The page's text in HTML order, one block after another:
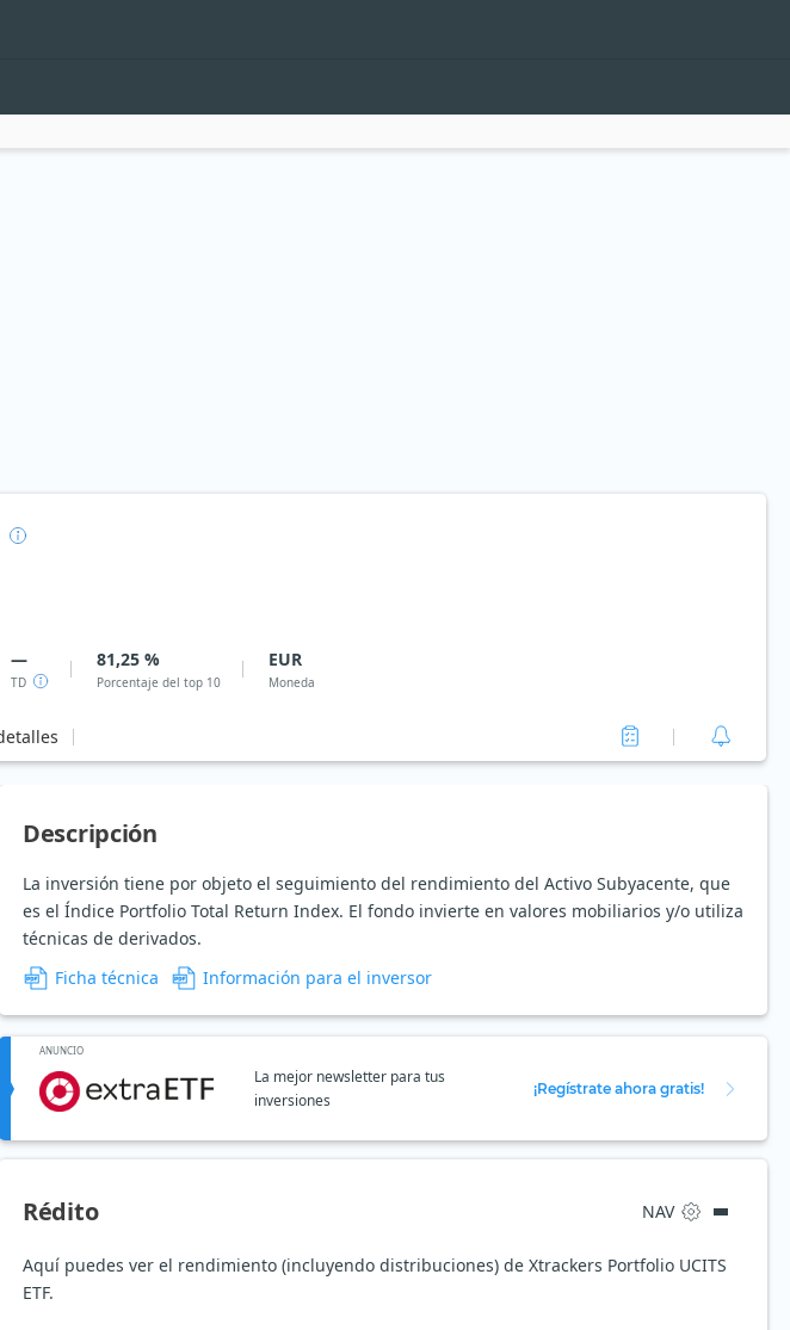
—
TD
81,25 %
Porcentaje del top 10
EUR
Moneda
Descripción
La inversión tiene por objeto el seguimiento del rendimiento del Activo Subyacente, que
es el Índice Portfolio Total Return Index. El fondo invierte en valores mobiliarios y/o utiliza
técnicas de derivados.
Ficha técnica
Información para el inversor
ANUNCIO
La mejor newsletter para tus
inversiones
¡Regístrate ahora gratis!
Rédito NAV
Aquí puedes ver el rendimiento (incluyendo distribuciones) de Xtrackers Portfolio UCITS
ETF.